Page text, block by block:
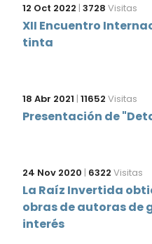
12 Oct 2022 | 3728 Visitas
XII Encuentro
tinta
18 Abr 2021 | 11652 Visitas
Presentación de
24 Nov 2020 | 6322 Visitas
La Raíz Invertida
obras de autoras de
interés